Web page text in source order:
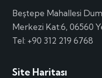
Beştepe Mahallesi
Merkezi Kat:6, 06560
Tel: +90 312 219 6768
Site Haritası